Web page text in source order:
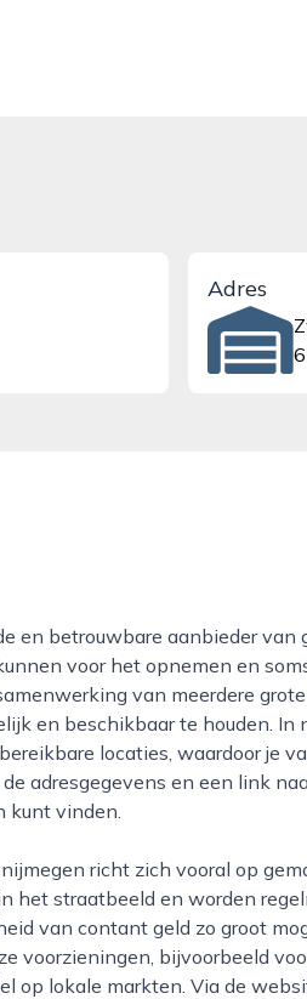
Adres
voor het opnemen en
van meerdere
en beschikbaar te houden. In
locaties, waardoor je
adresgegevens en een link
kunt vinden.
het straatbeeld en worden
van contant geld zo groot
voorzieningen, bijvoorbeeld
op lokale markten. Via de